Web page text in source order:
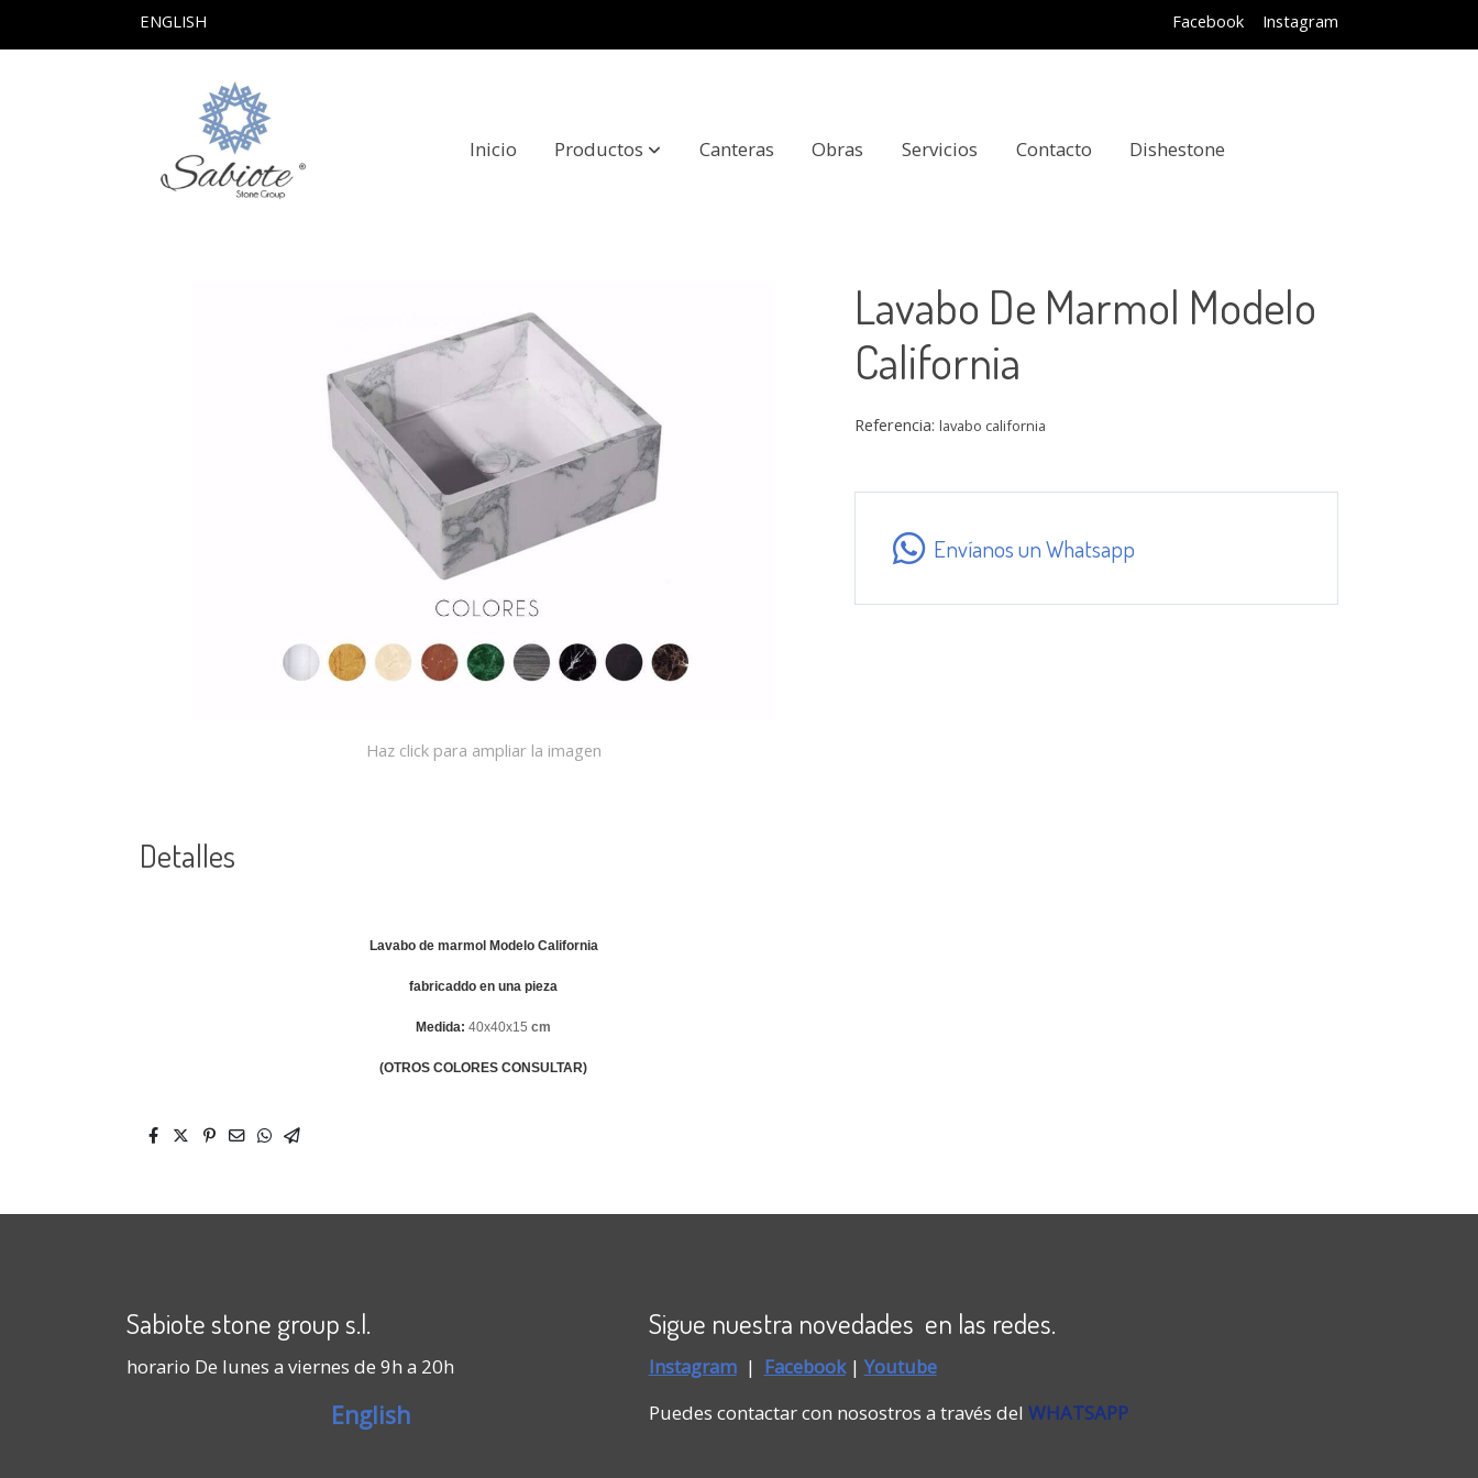
ENGLISH Facebook Instagram
Inicio Productos Canteras Obras Servicios Contacto Dishestone
Haz click para ampliar la imagen
Detalles
Lavabo de marmol Modelo California
fabricaddo en una pieza
Medida:40x40x15 cm
(OTROS COLORES CONSULTAR)
Lavabo De Marmol Modelo
California
Referencia:lavabo california
Envíanos un Whatsapp
Sabiote stone group s.l.
horario De lunes a viernes de 9h a 20h
English
Sigue nuestra novedades en las redes.
Instagram | Facebook| Youtube
Puedes contactar con nosostros a través del WHATSAPP